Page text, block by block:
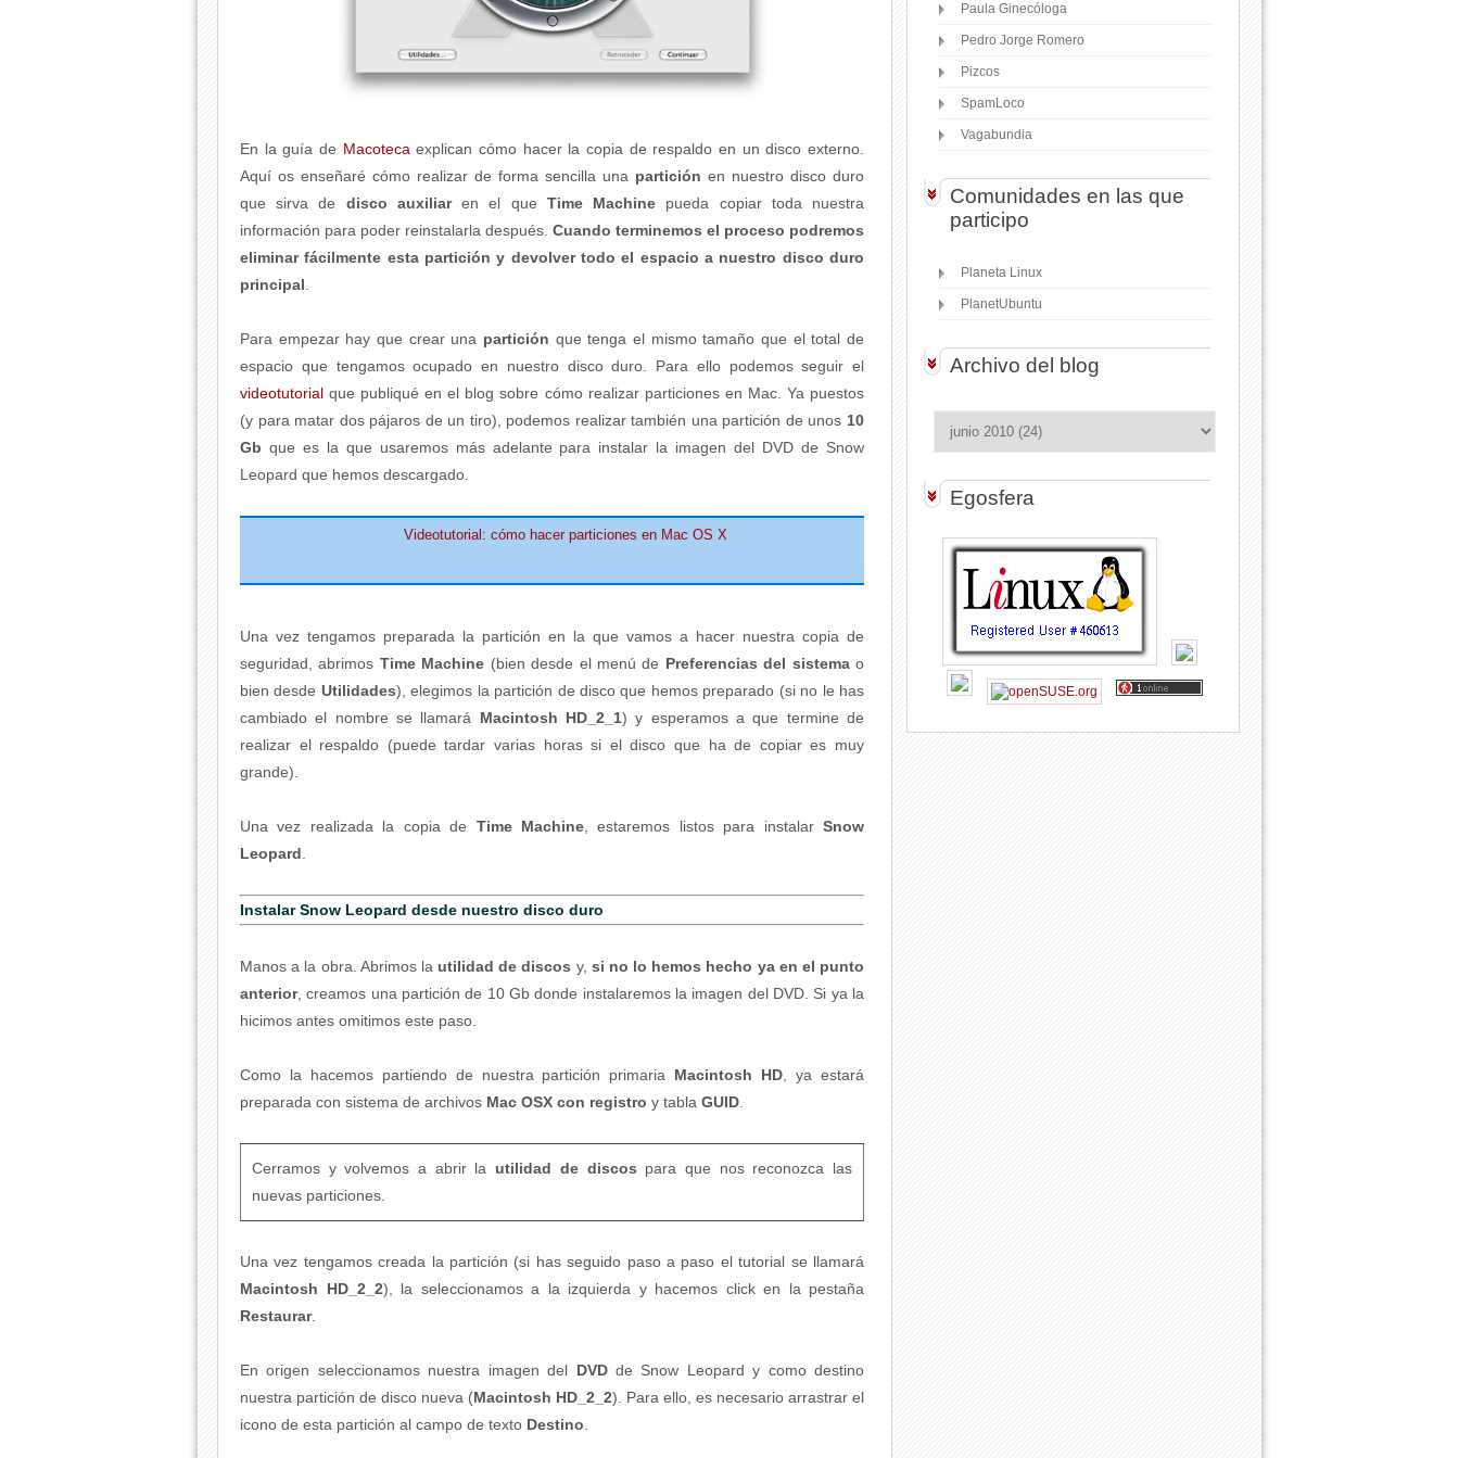
En la guía de Macoteca explican cómo hacer la copia de respaldo en un disco externo.
Aquí os enseñaré cómo realizar de forma sencilla una partición en nuestro disco duro
que sirva de disco auxiliaren el que Time Machine pueda copiar toda nuestra
información para poder reinstalarla después. Cuando terminemos el proceso podremos
eliminar fácilmente esta partición y devolver todo el espacio a nuestro disco duro
principal
Para empezar hay que crear una partición que tenga el mismo tamaño que el total de
espacio que tengamos ocupado en nuestro disco duro. Para ello podemos seguir el
videotutorial que publiqué en el blog sobre cómo realizar particiones en Mac. Ya puestos
(y para matar dos pájaros de un tiro), podemos realizar también una partición de unos 10
Gb que es la que usaremos más adelante para instalar la imagen del DVD de Snow
Leopard que hemos descargado.
Videotutorial: cómo hacer particiones en Mac OS X
Una vez tengamos preparada la partición en la que vamos a hacer nuestra copia de
seguridad, abrimos Time Machine (bien desde el menú de Preferencias del sistemao
bien desde Utilidades), elegimos la partición de disco que hemos preparado (si no le has
cambiado el nombre se llamará Macintosh HD_2_1) y esperamos a que termine de
realizar el respaldo (puede tardar varias horas si el disco que ha de copiar es muy
grande).
Una vez realizada la copia de Time Machine, estaremos listos para instalarSnow
Leopard
Instalar Snow Leopard desde nuestro disco duro
Manos a la obra. Abrimos la utilidad de discos y, si no lo hemos hecho ya en el punto
anterior, creamos una partición de 10 Gb donde instalaremos la imagen del DVD. Si ya la
hicimos antes omitimos este paso.
Como la hacemos partiendo de nuestra partición primaria Macintosh HD , ya estará
preparada con sistema de archivos Mac OSX con registro y tabla GUID
Cerramos y volvemos a abrir la utilidad de discos para que nos reconozca las
nuevas particiones.
Una vez tengamos creada la partición (si has seguido paso a paso el tutorial se llamará
Macintosh HD_2_2), la seleccionamos a la izquierda y hacemos click en la pestaña
Restaurar.
En origen seleccionamos nuestra imagen del DVDde Snow Leopard y como destino
nuestra partición de disco nueva (Macintosh HD_2_2). Para ello, es necesario arrastrar el
icono de esta partición al campo de texto Destino
Paula Ginecóloga
Pedro Jorge Romero
Pizcos
SpamLoco
Vagabundia
Comunidades en las que
participo
Planeta Linux
PlanetUbuntu
Archivo del blog
Egosfera